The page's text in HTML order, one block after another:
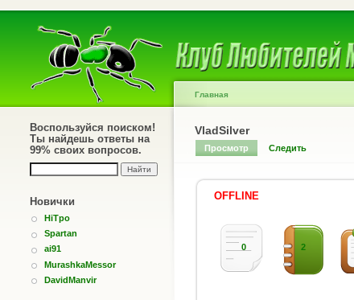
Воспользуйся поиском!
Ты найдешь ответы на
99% своих вопросов.
Новички
HiTpo
Spartan
ai91
MurashkaMessor
DavidManvir
Главная
VladSilver
Просмотр Следить
OFFLINE
0 2